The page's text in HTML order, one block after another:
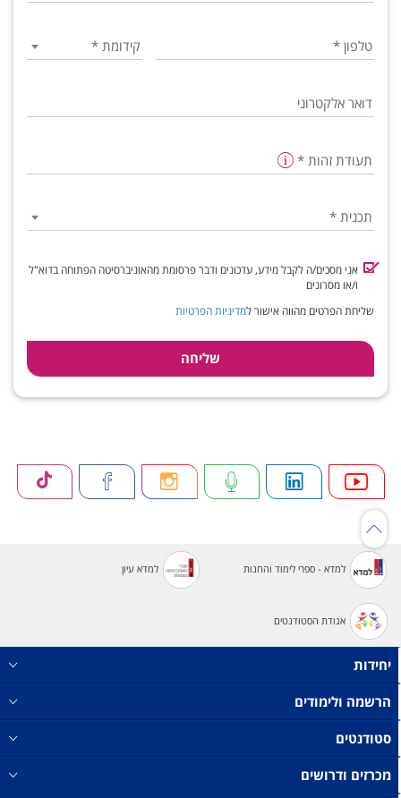
תעודת זהות *
טלפון* קידומת*
דואר אלקטרוני
תכנית *
אני מסכים/ה לקבל מידע, עדכונים ודבר פרסומת מהאוניברסיטה הפתוחה בדוא"ל
ו/או מסרונים
שליחת הפרטים מהווה אישור למדיניות הפרטיות
למדא - ספרי לימוד והחנות למדא עיון
אגודת הסטודנטים
יחידות
הרשמה ולימודים
סטודנטים
מכרזים ודרושים